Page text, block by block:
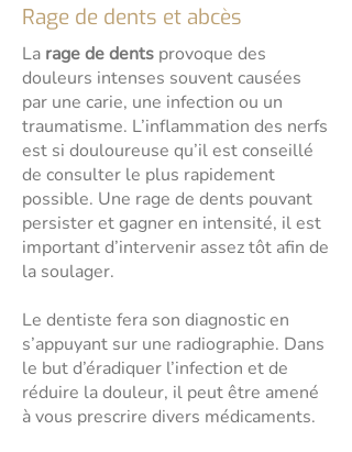
Rage de dents et abcès
La rage de dents provoque des
douleurs intenses souvent causées
par une carie, une infection ou un
traumatisme. L’inflammation des nerfs
est si douloureuse qu’il est conseillé
de consulter le plus rapidement
possible. Une rage de dents pouvant
persister et gagner en intensité, il est
important d’intervenir assez tôt afin de
la soulager.
Le dentiste fera son diagnostic en
s’appuyant sur une radiographie. Dans
le but d’éradiquer l’infection et de
réduire la douleur, il peut être amené
à vous prescrire divers médicaments.